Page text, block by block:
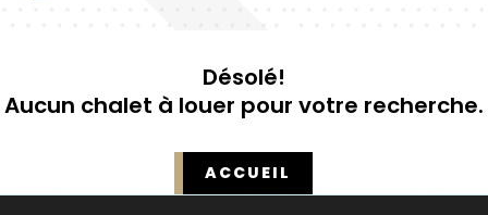
Désolé!
Aucun chalet à louer pour votre recherche.
ACCUEIL